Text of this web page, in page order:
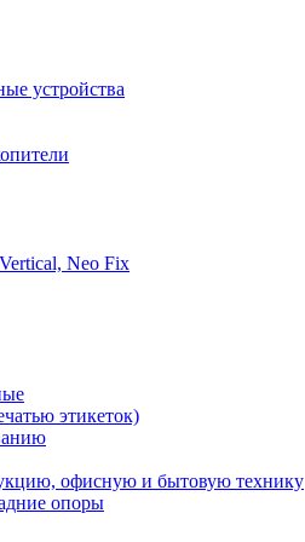
устройства
Neo Fix
этикеток)
офисную и бытовую технику
опоры